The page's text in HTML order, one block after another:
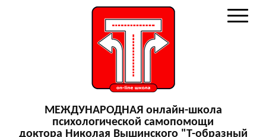
МЕЖДУНАРОДНАЯ онлайн-школа
психологической самопомощи
доктора Николая Вышинского "Т-образный